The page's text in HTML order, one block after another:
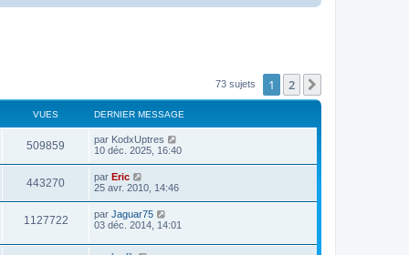
73 sujets 1 2
VUES DERNIER MESSAGE
509859 par KodxUptres
10 déc. 2025, 16:40
443270 par Eric
25 avr. 2010, 14:46
1127722 par Jaguar75
03 déc. 2014, 14:01